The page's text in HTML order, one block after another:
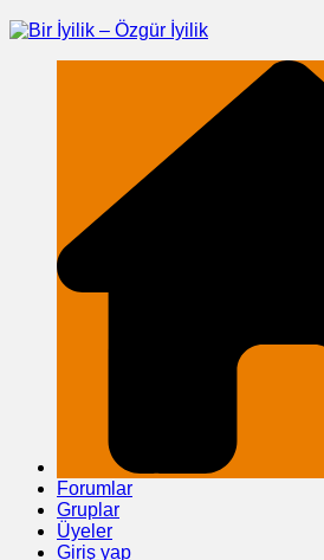
Forumlar
Gruplar
Üyeler
Giriş yap